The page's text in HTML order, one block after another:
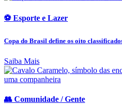
⚽ Esporte e Lazer
Copa do Brasil define os oito
Saiba Mais
👥 Comunidade / Gente